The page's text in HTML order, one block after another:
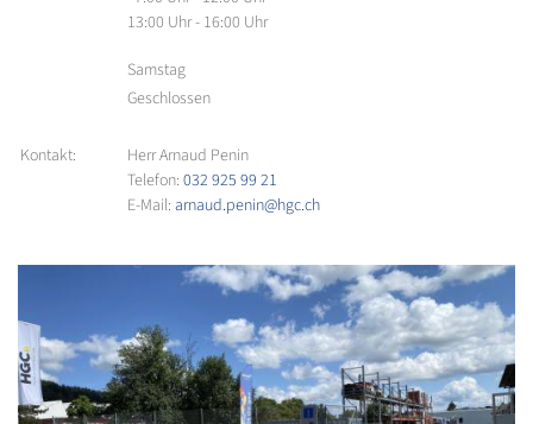
13:00 Uhr - 16:00 Uhr
Samstag
Geschlossen
Kontakt:
Herr Arnaud Penin
Telefon: 032 925 99 21
E-Mail: arnaud.penin@hgc.ch